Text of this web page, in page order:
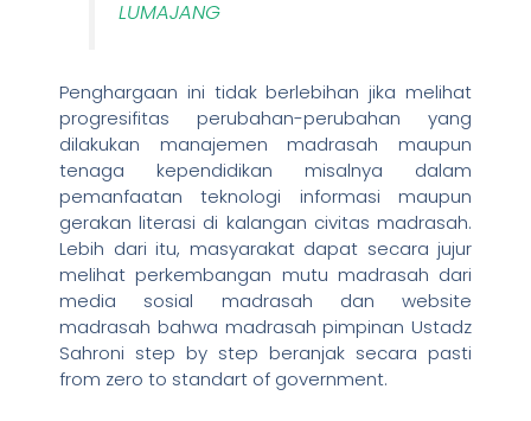
LUMAJANG
Penghargaan ini tidak berlebihan jika melihat
progresifitas perubahan-perubahan yang
dilakukan manajemen madrasah maupun
tenaga kependidikan misalnya dalam
pemanfaatan teknologi informasi maupun
gerakan literasi di kalangan civitas madrasah.
Lebih dari itu, masyarakat dapat secara jujur
melihat perkembangan mutu madrasah dari
media sosial madrasah dan website
madrasah bahwa madrasah pimpinan Ustadz
Sahroni step by step beranjak secara pasti
from zero to standart of government.